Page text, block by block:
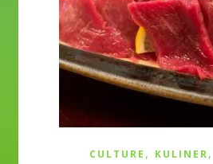
CULTURE , KULINER,